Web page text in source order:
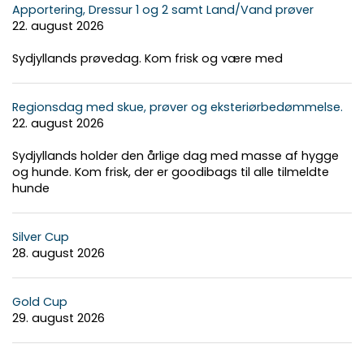
Apportering, Dressur 1 og 2 samt Land/Vand prøver
22. august 2026
Sydjyllands prøvedag. Kom frisk og være med
Regionsdag med skue, prøver og eksteriørbedømmelse.
22. august 2026
Sydjyllands holder den årlige dag med masse af hygge
og hunde. Kom frisk, der er goodibags til alle tilmeldte
hunde
Silver Cup
28. august 2026
Gold Cup
29. august 2026